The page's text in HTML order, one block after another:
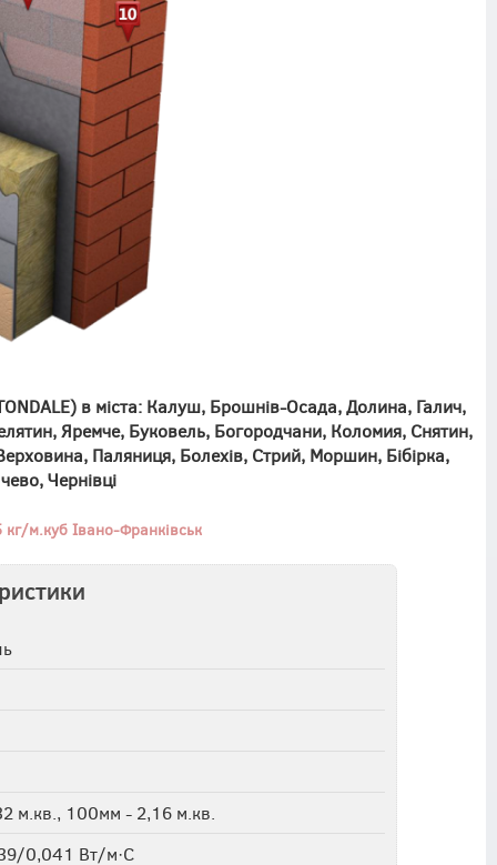
в міста: Калуш, Брошнів-Осада, Долина, Галич,
Яремче, Буковель, Богородчани, Коломия, Снятин,
Паляниця, Болехів, Стрий, Моршин, Бібірка,
Чернівці
м.куб Івано-Франківськ
м.кв., 100мм - 2,16 м.кв.
0,041 Вт/м·С